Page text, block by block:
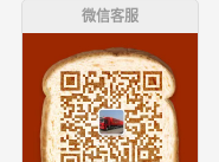
微信客服